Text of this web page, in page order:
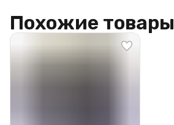
Похожие товары